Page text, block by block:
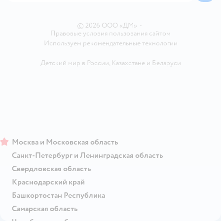
© 2026 ООО «ДМ» •
Правовые условия пользования сайтом
Используем рекомендательные технологии
Детский мир в России, Казахстанеи Беларуси
Москва и Московская область
Санкт-Петербург и Ленинградская область
Свердловская область
Краснодарский край
Башкортостан Республика
Самарская область